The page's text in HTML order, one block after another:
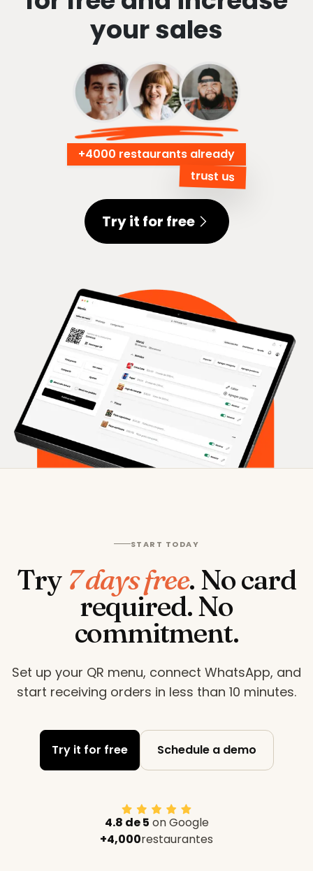
your sales
+4000 restaurants already
trust us
Try it for free
START TODAY
Try 7 days free. No card
required. No
commitment.
Set up your QR menu, connect WhatsApp, and
start receiving orders in less than 10 minutes.
Try it for free Schedule a demo
4.8 de 5 on Google
+4,000restaurantes